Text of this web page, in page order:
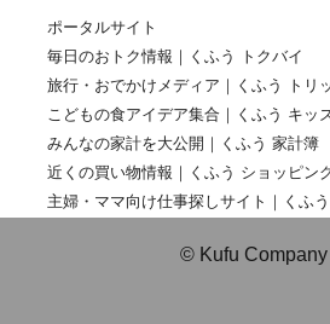
ポータルサイト
毎日のおトク情報｜くふう トクバイ
旅行・おでかけメディア｜くふう トリ
こどもの食アイデア集合｜くふう キッ
みんなの家計を大公開｜くふう 家計簿
近くの買い物情報｜くふう ショッピン
主婦・ママ向け仕事探しサイト｜くふ
© Kufu Company